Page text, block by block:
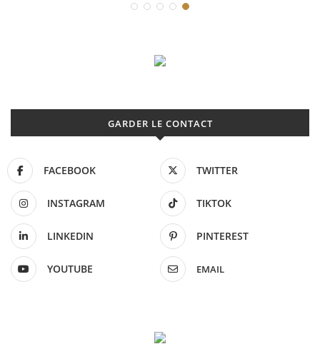
GARDER LE CONTACT
FACEBOOK TWITTER
INSTAGRAM TIKTOK
LINKEDIN PINTEREST
YOUTUBE EMAIL